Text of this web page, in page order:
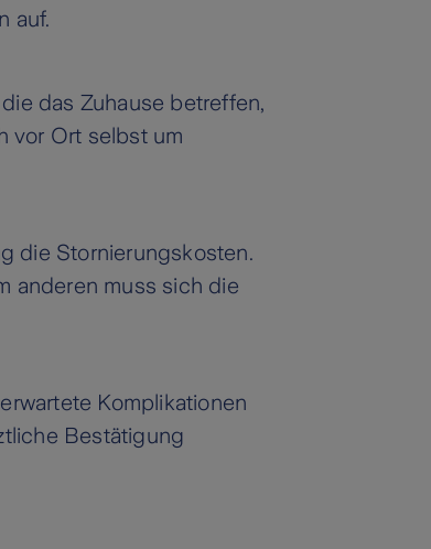
auf.
das Zuhause betreffen,
vor Ort selbst um
die Stornierungskosten.
anderen muss sich die
Komplikationen
Bestätigung